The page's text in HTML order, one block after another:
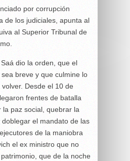
por corrupción
de los judiciales, apunta al
al Superior Tribunal de
dio la orden, que el
breve y que culmine lo
Desde el 10 de
frentes de batalla
paz social, quebrar la
el mandato de las
de la maniobra
el ex ministro que no
que de la noche